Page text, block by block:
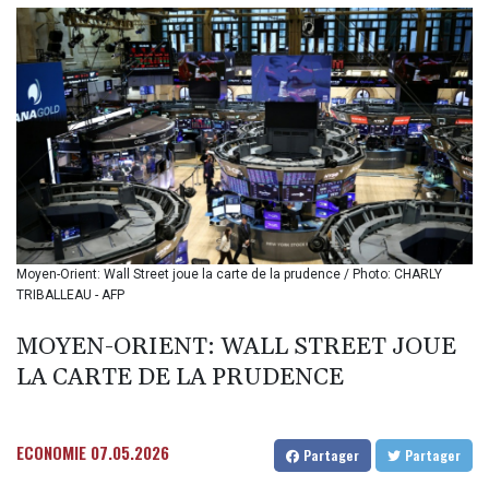
BIF 3451.157116
BMD 1.156136
BND 1.477082
BOB 13.69983
BRL 5.876989
BSD 1.152686
BTN 109.688637
BWP 15.558807
BYN 3.432357
BYR
22660.258427
BZD 2.318271
2615.761404
1055.916879
CNY 7.801146
Moyen-Orient: Wall Street joue la carte de la prudence / Photo: CHARLY
TRIBALLEAU - AFP
MOYEN-ORIENT: WALL STREET JOUE
LA CARTE DE LA PRUDENCE
ECONOMIE 07.05.2026 Partager Partager